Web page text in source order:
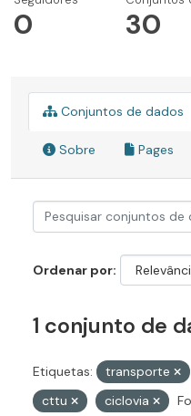
0 30
Conjuntos de dados
Sobre Pages
Ordenar por
1 conjunto de
Etiquetas: transporte
cttu
ciclovia